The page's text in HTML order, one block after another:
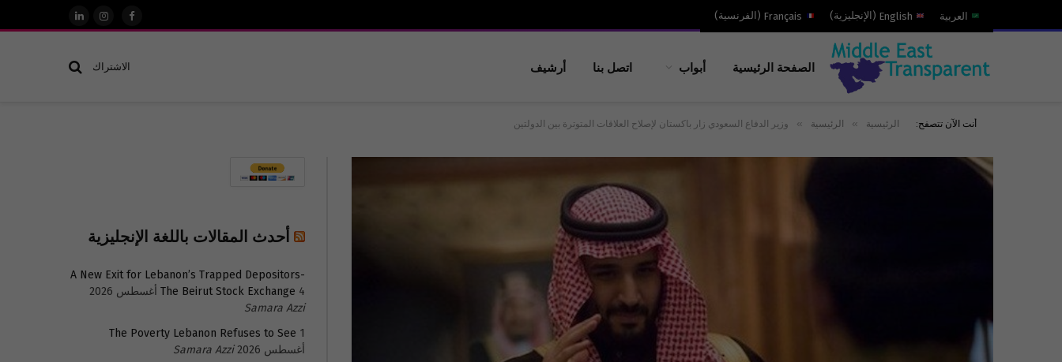
العربية English
( الإنجليزية)
Français
( الفرنسية)
فيسبوكالانستغرام
لينكدإن
الصفحة الرئيسية أبواب اتصل بنا أرشيف الاشتراك
أنت الآن تتصفح: الرئيسية » الرئيسية » وزير الدفاع السعودي زار باكستان لإصلاح العلاقات المتوترة بين الدولتين
أحدث المقالات باللغة الإنجليزية
A New Exit for Lebanon’s Trapped Depositors-
The Beirut Stock Exchange 4 أغسطس 2026
Samara Azzi
The Poverty Lebanon Refuses to See 1
أغسطس 2026
Samara Azzi